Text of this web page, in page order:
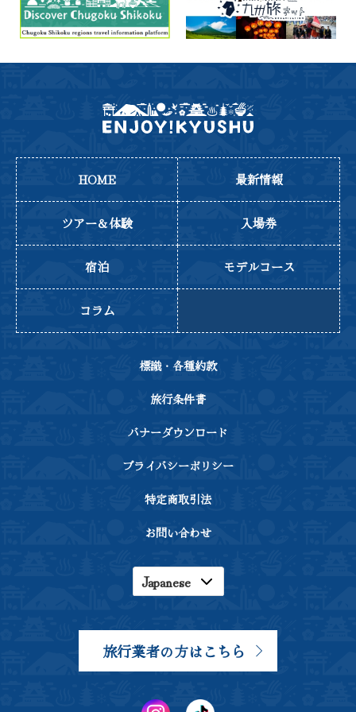
HOME 最新情報
ツアー＆体験 入場券
宿泊 モデルコース
コラム
標識・各種約款
旅行条件書
バナーダウンロード
プライバシーポリシー
特定商取引法
お問い合わせ
Japanese
Chinese
旅行業者の方はこちら